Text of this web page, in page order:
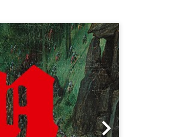

Suivant